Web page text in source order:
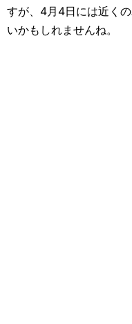
すが、4月4日には近く
いかもしれませんね。